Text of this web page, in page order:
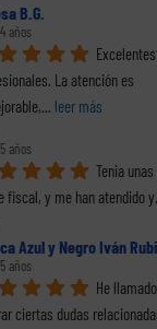
B.G.
años
Excelentes
La atención es
... leer más
años
Tenia
fiscal, y me han atendido y
Azul y Negro Iván
años
He
ciertas dudas